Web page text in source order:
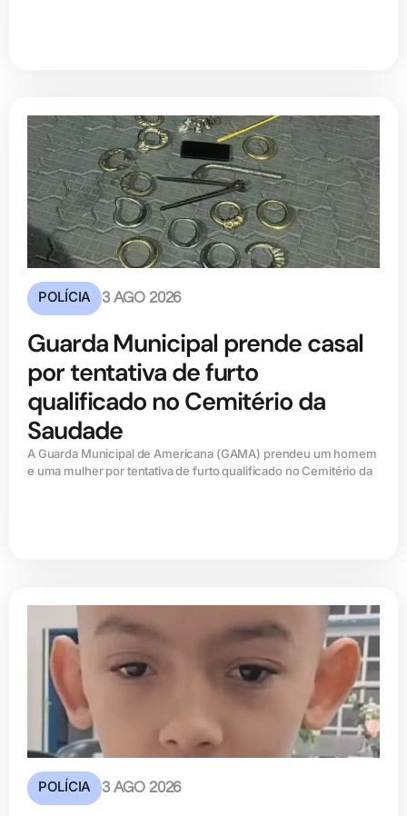
POLÍCIA 3 AGO 2026
Guarda Municipal prende casal
por tentativa de furto
qualificado no Cemitério da
Saudade
A Guarda Municipal de Americana (GAMA) prendeu um homem
e uma mulher por tentativa de furto qualificado no Cemitério da
POLÍCIA 3 AGO 2026